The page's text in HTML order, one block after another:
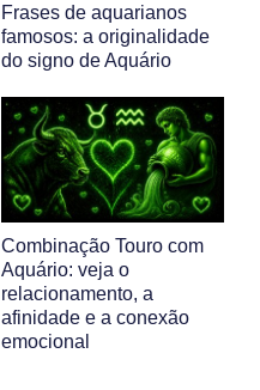
Frases de aquarianos
famosos: a originalidade
do signo de Aquário
Combinação Touro com
Aquário: veja o
relacionamento, a
afinidade e a conexão
emocional